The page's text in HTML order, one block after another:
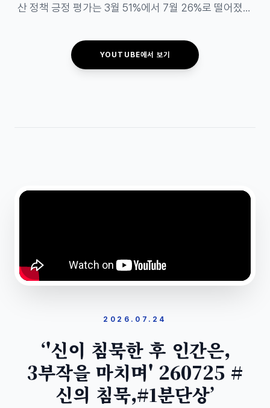
산 정책 긍정 평가는 3월 51%에서 7월 26%로 떨어졌습
그런데 국민의 대출은 조이는 상황에서 대통령은 매수인
YOUTUBE에서 보기
2026.07.24
‘'신이 침묵한 후 인간은,
3부작을 마치며' 260725 #
신의 침묵,#1분단상’